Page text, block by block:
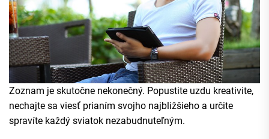
Zoznam je skutočne nekonečný. Popustite uzdu kreativite,
nechajte sa viesť prianím svojho najbližšieho a určite
spravíte každý sviatok nezabudnuteľným.